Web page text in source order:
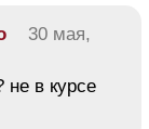
30 мая,
не в курсе